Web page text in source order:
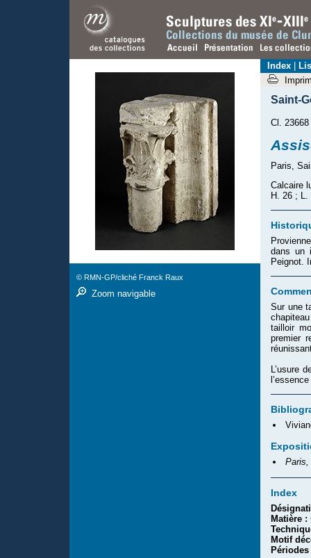
Saint-
Cl. 23668
Paris,
Calcaire
H. 26 ;
dans un
Peignot.
Sur une
tailloir
premier
L’usure
Paris,
Index
Matière :
Motif
© RMN-GP/cliché Franck Raux
Zoom navigable
Index